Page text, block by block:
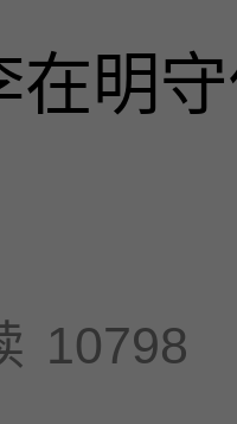
在明
10798